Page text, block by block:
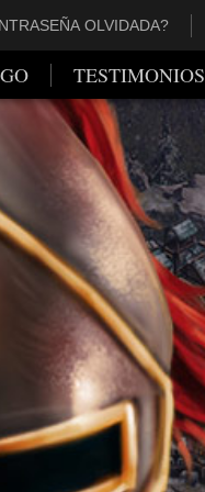
TESTIMONIOS
OLVIDADA?